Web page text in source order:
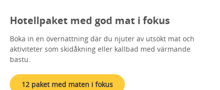
Hotellpaket med god mat i fokus
Boka in en övernattning där du njuter av utsökt mat och
aktiviteter som skidåkning eller kallbad med värmande
bastu.
12 paket med maten i fokus